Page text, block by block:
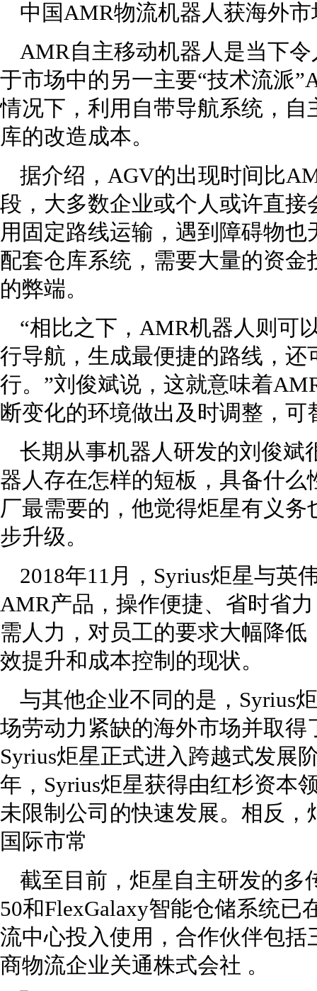
中国AMR物流机器人获海外市
AMR自主移动机器人是当下
于市场中的另一主要“技术流派
情况下，利用自带导航系统，
库的改造成本。
据介绍，AGV的出现时间比
段，大多数企业或个人或许直
用固定路线运输，遇到障碍物
配套仓库系统，需要大量的资
的弊端。
“相比之下，AMR机器人则可
行导航，生成最便捷的路线，
行。”刘俊斌说，这就意味着
断变化的环境做出及时调整，
长期从事机器人研发的刘俊斌
器人存在怎样的短板，具备什
厂最需要的，他觉得炬星有义
步升级。
2018年11月，Syrius炬星与英
AMR产品，操作便捷、省时省
需人力，对员工的要求大幅降
效提升和成本控制的现状。
与其他企业不同的是，Syrius
场劳动力紧缺的海外市场并取得
Syrius炬星正式进入跨越式发展
年，Syrius炬星获得由红杉资本
未限制公司的快速发展。相反
国际市常
截至目前，炬星自主研发的多
50和FlexGalaxy智能仓储系统
流中心投入使用，合作伙伴包
商物流企业关通株式会社 。